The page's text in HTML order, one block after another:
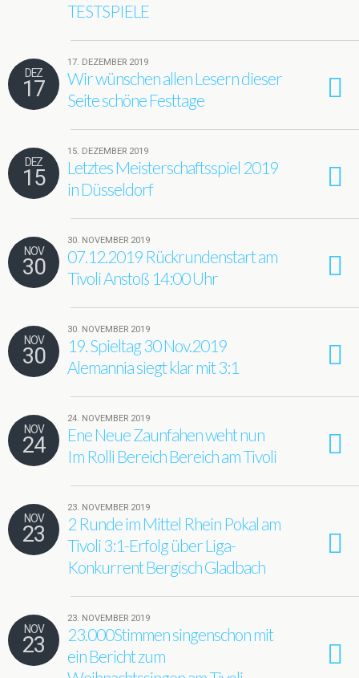
TESTSPIELE
DEZ
17
17. DEZEMBER 2019
Wir wünschen allen Lesern dieser
Seite schöne Festtage
DEZ
15
15. DEZEMBER 2019
Letztes Meisterschaftsspiel 2019
in Düsseldorf
NOV
30
30. NOVEMBER 2019
07.12.2019 Rückrundenstart am
Tivoli Anstoß 14:00 Uhr
NOV
30
30. NOVEMBER 2019
19. Spieltag 30 Nov.2019
Alemannia siegt klar mit 3:1
NOV
24
24. NOVEMBER 2019
Ene Neue Zaunfahen weht nun
Im Rolli Bereich Bereich am Tivoli
NOV
23
23. NOVEMBER 2019
2 Runde im Mittel Rhein Pokal am
Tivoli 3:1-Erfolg über Liga-
Konkurrent Bergisch Gladbach
NOV
23
23. NOVEMBER 2019
23.000Stimmen singenschon mit
ein Bericht zum